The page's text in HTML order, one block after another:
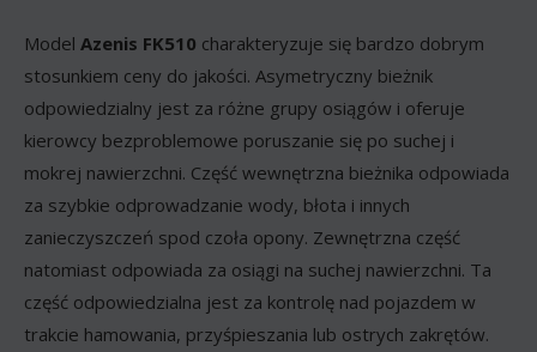
Model Azenis FK510 charakteryzuje się bardzo dobrym
stosunkiem ceny do jakości. Asymetryczny bieżnik
odpowiedzialny jest za różne grupy osiągów i oferuje
kierowcy bezproblemowe poruszanie się po suchej i
mokrej nawierzchni. Część wewnętrzna bieżnika odpowiada
za szybkie odprowadzanie wody, błota i innych
zanieczyszczeń spod czoła opony. Zewnętrzna część
natomiast odpowiada za osiągi na suchej nawierzchni. Ta
część odpowiedzialna jest za kontrolę nad pojazdem w
trakcie hamowania, przyśpieszania lub ostrych zakrętów.